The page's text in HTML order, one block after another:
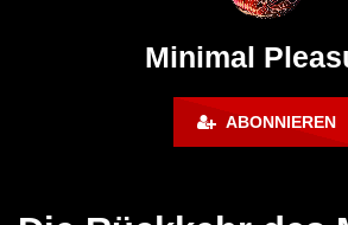
Minimal
ABONNIEREN